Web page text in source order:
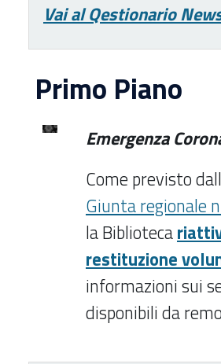
Vai al Qestionario
Primo Piano
Emergenza
Come previsto
Giunta regionale
la Biblioteca
restituzione
informazioni sui
disponibili da